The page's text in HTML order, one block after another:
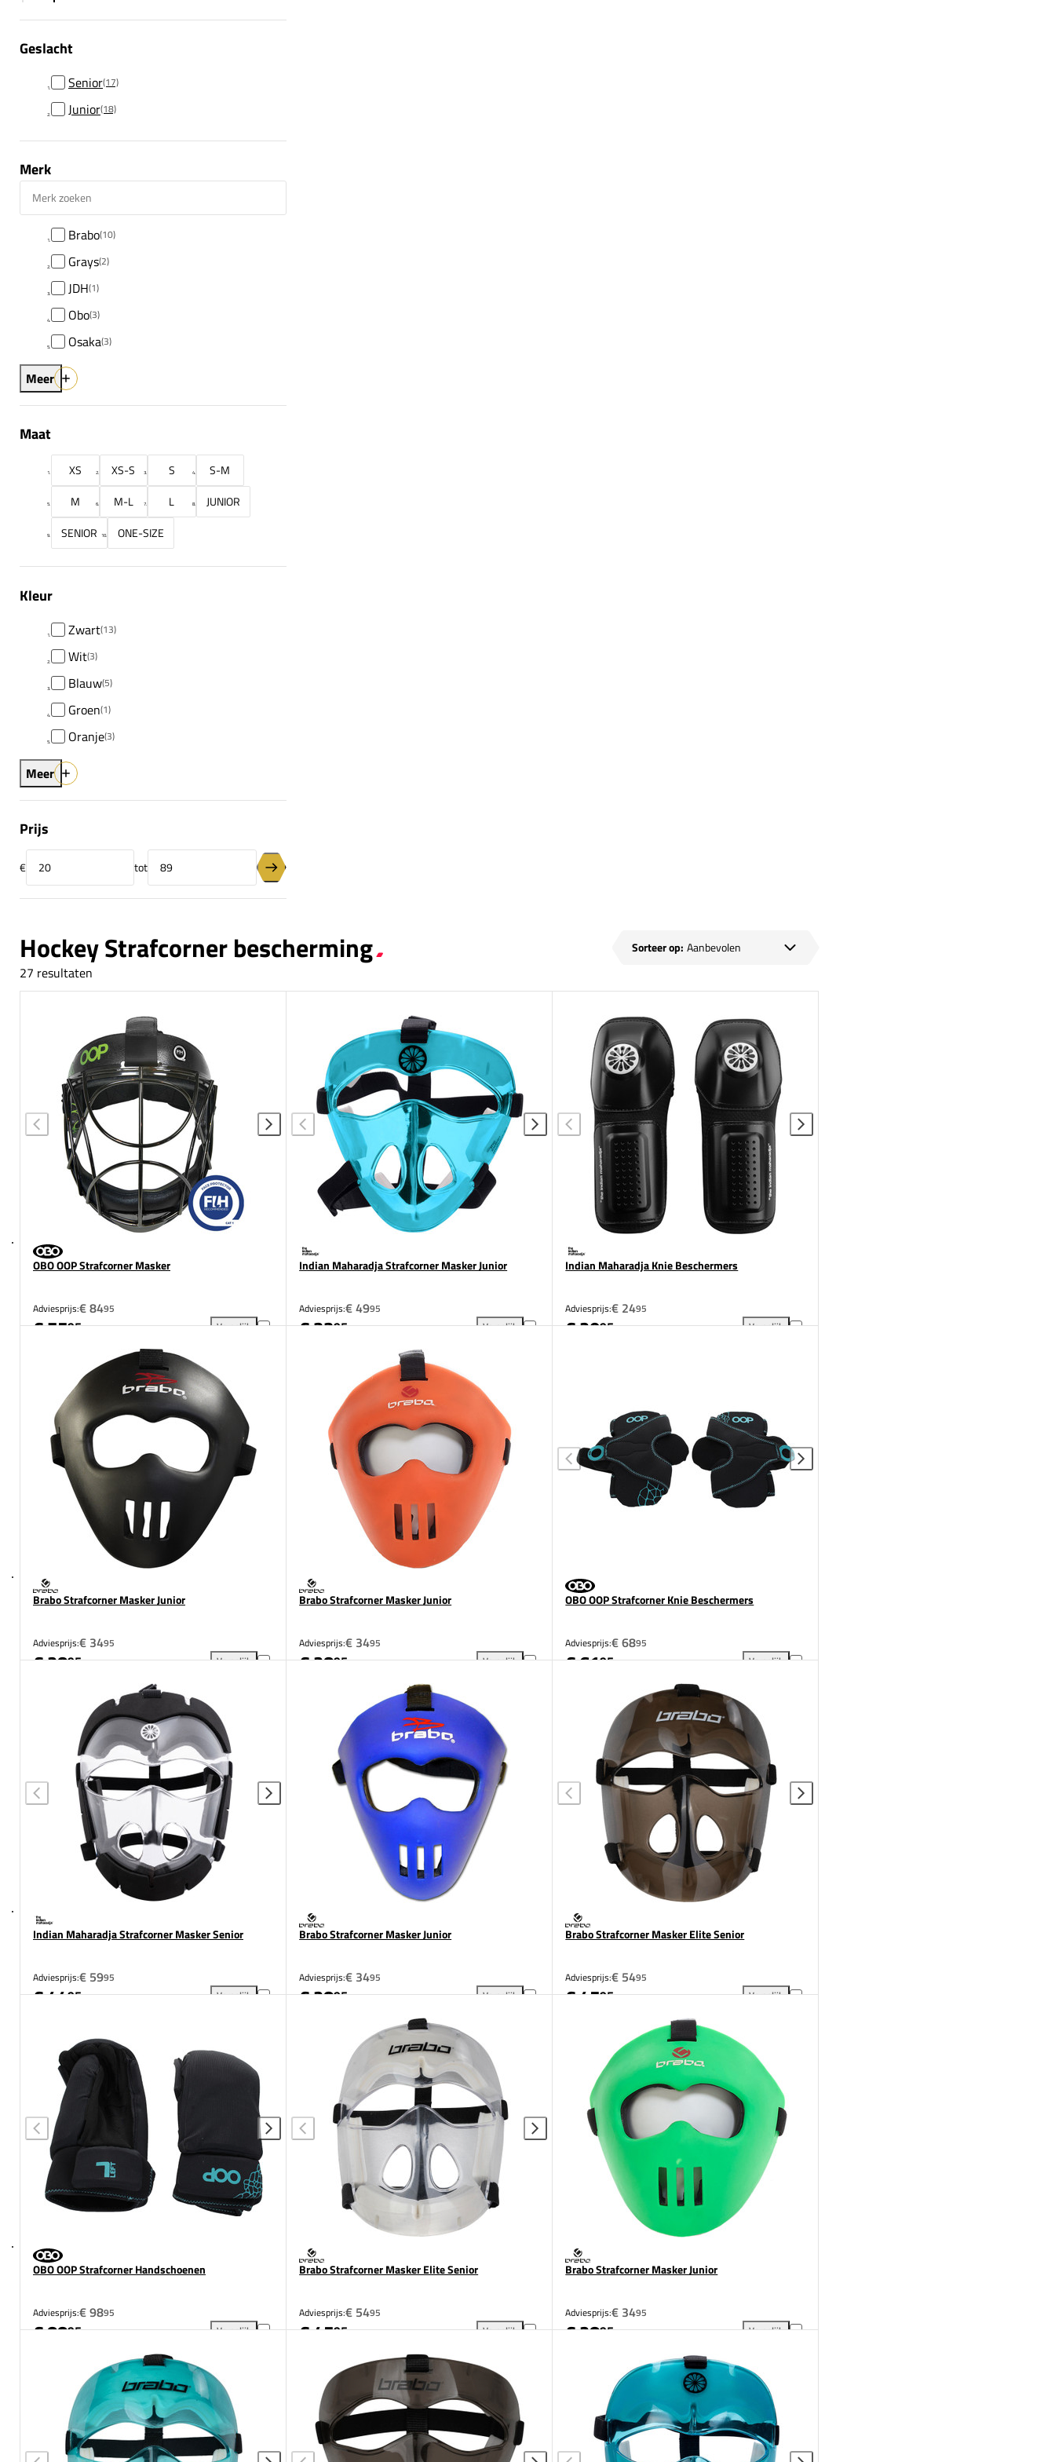
Geslacht
Senior(17)
Junior(18)
Merk
Brabo(10)
Grays(2)
JDH(1)
Obo(3)
Osaka(3)
Meer
Maat
XS XS-S S
S-M
M
M-L L
JUNIOR
SENIOR
ONE-SIZE
Kleur
Zwart(13)
Wit(3)
Blauw(5)
Groen(1)
Oranje(3)
Meer
Prijs
Minimumprijs
€ tot
Maximumprijs Prijsfilter toepassen
Hockey Strafcorner bescherming Sorteer op:
27 resultaten
OBO OOP Strafcorner Masker
Adviesprijs:€ 8495
€ 7595
Vergelijk
Indian Maharadja Strafcorner Masker Junior
Adviesprijs:€ 4995
€ 3395
Vergelijk
Indian Maharadja Knie Beschermers
Adviesprijs:€ 2495
€ 2095
Vergelijk
Brabo Strafcorner Masker Junior
Adviesprijs:€ 3495
€ 2895
Vergelijk
Brabo Strafcorner Masker Junior
Adviesprijs:€ 3495
€ 2895
Vergelijk
OBO OOP Strafcorner Knie Beschermers
Adviesprijs:€ 6895
€ 6195
Vergelijk
Indian Maharadja Strafcorner Masker Senior
Adviesprijs:€ 5995
€ 4495
Vergelijk
Brabo Strafcorner Masker Junior
Adviesprijs:€ 3495
€ 2895
Vergelijk
Brabo Strafcorner Masker Elite Senior
Adviesprijs:€ 5495
€ 4595
Vergelijk
OBO OOP Strafcorner Handschoenen
Adviesprijs:€ 9895
€ 8895
Vergelijk
Brabo Strafcorner Masker Elite Senior
Adviesprijs:€ 5495
€ 4595
Vergelijk
Brabo Strafcorner Masker Junior
Adviesprijs:€ 3495
€ 2895
Vergelijk